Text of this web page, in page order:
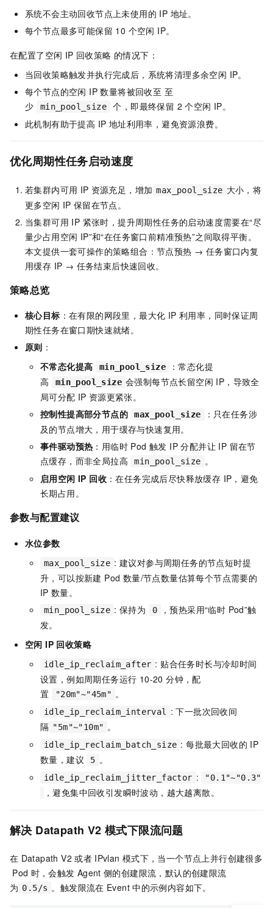
系统不会主动回收节点上未使用的 IP 地址。
每个节点最多可能保留 10 个空闲 IP。
在配置了空闲 IP 回收策略 的情况下：
当回收策略触发并执行完成后，系统将清理多余空闲 IP。
每个节点的空闲 IP 数量将被回收至 至
少
min_pool_size
个，即最终保留 2 个空闲 IP。
此机制有助于提高 IP 地址利用率，避免资源浪费。
优化周期性任务启动速度
若集群内可用 IP 资源充足，增加 max_pool_size 大小，将
更多空闲 IP 保留在节点。
当集群可用 IP 紧张时，提升周期性任务的启动速度需要在“尽
量少占用空闲 IP”和“在任务窗口前精准预热”之间取得平衡。
本文提供一套可操作的策略组合：节点预热 → 任务窗口内复
用缓存 IP → 任务结束后快速回收。
策略总览
核心目标 ：在有限的网段里，最大化 IP 利用率，同时保证周
期性任务在窗口期快速就绪。
原则 ：
不常态化提高
min_pool_size
：常态化提
高
min_pool_size 会强制每节点长留空闲 IP，导致全
局可分配 IP 资源更紧张。
控制性提高部分节点的
max_pool_size
：只在任务涉
及的节点增大，用于缓存与快速复用。
事件驱动预热 ：用临时 Pod 触发 IP 分配并让 IP 留在节
点缓存，而非全局拉高
min_pool_size 。
启用空闲 IP 回收 ：在任务完成后尽快释放缓存 IP，避免
长期占用。
参数与配置建议
水位参数
max_pool_size : 建议对参与周期任务的节点短时提
升，可以按新建 Pod 数量/节点数量估算每个节点需要的
IP 数量。
min_pool_size : 保持为 0
，预热采用“临时 Pod”触
发。
空闲 IP 回收策略
idle_ip_reclaim_after : 贴合任务时长与冷却时间
设置，例如周期任务运行 10-20 分钟，配
置
"20m"~"45m" 。
idle_ip_reclaim_interval
: 下一批次回收间
隔 "5m"~"10m" 。
idle_ip_reclaim_batch_size : 每批最大回收的 IP
数量，建议
5 。
idle_ip_reclaim_jitter_factor : "0.1"~"0.3"
，避免集中回收引发瞬时波动，越大越离散。
解决 Datapath V2 模式下限流问题
在 Datapath V2 或者 IPvlan 模式下，当一个节点上并行创建很多
Pod 时，会触发 Agent 侧的创建限流，默认的创建限流
为 0.5/s 。触发限流在 Event 中的示例内容如下。